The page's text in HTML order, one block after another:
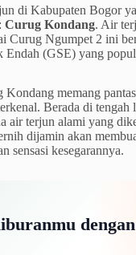
di Kabupaten Bogor
Curug Kondang. Air
Curug Ngumpet 2 ini
Endah (GSE) yang
Kondang memang
Berada di tengah
air terjun alami yang
dijamin akan
sensasi kesegarannya.
dengan